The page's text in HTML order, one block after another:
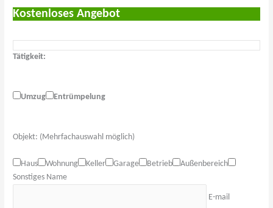
Kostenloses Angebot
Tätigkeit:
Umzug Entrümpelung
Objekt: (Mehrfachauswahl möglich)
Haus Wohnung Keller Garage Betrieb
Außenbereich
Sonstiges Name
E-mail